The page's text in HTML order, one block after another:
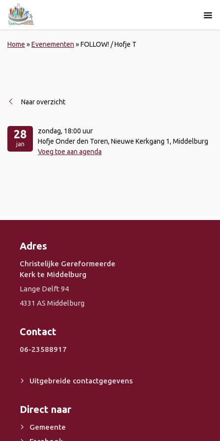
Home »Evenementen »FOLLOW! / Hofje T
Naar overzicht
28
jan
zondag, 18:00 uur
Hofje Onder den Toren, Nieuwe Kerkgang 1, Middelburg
Voeg toe aan agenda
Adres
Christelijke Gereformeerde
Kerk te Middelburg
Lange Delft 94
4331 AS Middelburg
Contact
06-23588917
Uitgebreide contactgegevens
Direct naar
Gemeente